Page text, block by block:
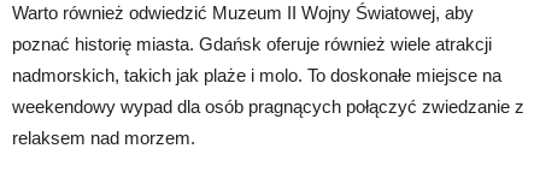
Warto również odwiedzić Muzeum II Wojny Światowej, aby
poznać historię miasta. Gdańsk oferuje również wiele atrakcji
nadmorskich, takich jak plaże i molo. To doskonałe miejsce na
weekendowy wypad dla osób pragnących połączyć zwiedzanie z
relaksem nad morzem.